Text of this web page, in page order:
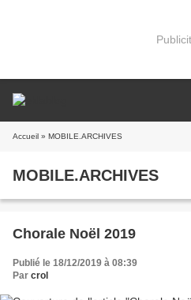
Accueil » MOBILE.ARCHIVES
MOBILE.ARCHIVES
Chorale Noël 2019
Publié le 18/12/2019 à 08:39
Par crol